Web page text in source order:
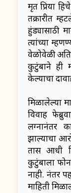
मृत प्रिया
तक्रारीत
हुंड्यासाठी
त्यांच्या
वेळोवेळी
कुटुंबाने ही
केल्याचा
मिळालेल्या
विवाह
लग्नानंतर
झाल्याचा
तास आधी
कुटुंबाला
नाही. नंतर
माहिती